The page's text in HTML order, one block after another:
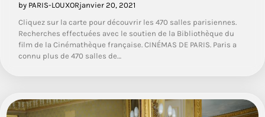
by PARIS-LOUXORjanvier 20, 2021
Cliquez sur la carte pour découvrir les 470 salles parisiennes.
Recherches effectuées avec le soutien de la Bibliothèque du
film de la Cinémathèque française. CINÉMAS DE PARIS. Paris a
connu plus de 470 salles de…